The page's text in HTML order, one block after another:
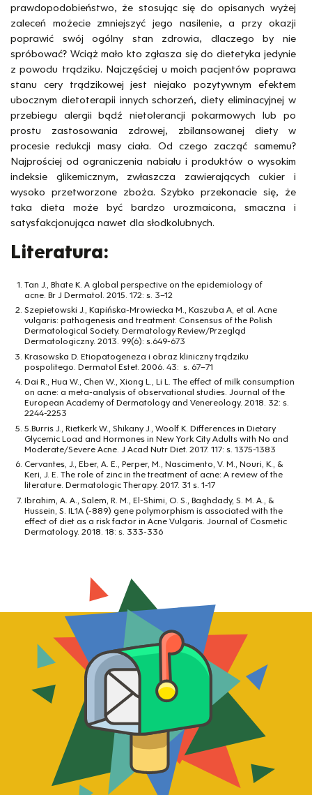
prawdopodobieństwo, że stosując się do opisanych wyżej
zaleceń możecie zmniejszyć jego nasilenie, a przy okazji
poprawić swój ogólny stan zdrowia, dlaczego by nie
spróbować? Wciąż mało kto zgłasza się do dietetyka jedynie
z powodu trądziku. Najczęściej u moich pacjentów poprawa
stanu cery trądzikowej jest niejako pozytywnym efektem
ubocznym dietoterapii innych schorzeń, diety eliminacyjnej w
przebiegu alergii bądź nietolerancji pokarmowych lub po
prostu zastosowania zdrowej, zbilansowanej diety w
procesie redukcji masy ciała. Od czego zacząć samemu?
Najprościej od ograniczenia nabiału i produktów o wysokim
indeksie glikemicznym, zwłaszcza zawierających cukier i
wysoko przetworzone zboża. Szybko przekonacie się, że
taka dieta może być bardzo urozmaicona, smaczna i
satysfakcjonująca nawet dla słodkolubnych.
Literatura:
Tan J., Bhate K. A global perspective on the epidemiology of
acne. Br J Dermatol. 2015. 172: s. 3–12
Szepietowski J., Kapińska-Mrowiecka M., Kaszuba A, et al. Acne
vulgaris: pathogenesis and treatment. Consensus of the Polish
Dermatological Society. Dermatology Review/Przegląd
Dermatologiczny. 2013. 99(6): s.649-673
Krasowska D. Etiopatogeneza i obraz kliniczny trądziku
pospolitego. Dermatol Estet. 2006. 43: s. 67–71
Dai R., Hua W., Chen W., Xiong L., Li L. The effect of milk consumption
on acne: a meta-analysis of observational studies. Journal of the
European Academy of Dermatology and Venereology. 2018. 32: s.
2244-2253
5.Burris J., Rietkerk W., Shikany J., Woolf K. Differences in Dietary
Glycemic Load and Hormones in New York City Adults with No and
Moderate/Severe Acne. J Acad Nutr Diet. 2017. 117: s. 1375-1383
Cervantes, J., Eber, A. E., Perper, M., Nascimento, V. M., Nouri, K., &
Keri, J. E. The role of zinc in the treatment of acne: A review of the
literature. Dermatologic Therapy. 2017. 31 s. 1-17
Ibrahim, A. A., Salem, R. M., El-Shimi, O. S., Baghdady, S. M. A., &
Hussein, S. IL1A (-889) gene polymorphism is associated with the
effect of diet as a risk factor in Acne Vulgaris. Journal of Cosmetic
Dermatology. 2018. 18: s. 333-336